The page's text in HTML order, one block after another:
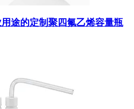
途的定制聚四氟乙烯容量瓶